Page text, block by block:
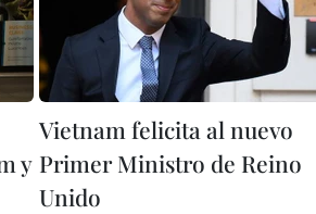
y
Vietnam felicita al nuevo
Primer Ministro de Reino
Unido